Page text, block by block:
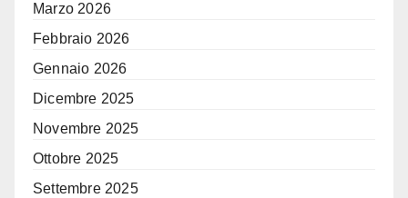
Marzo 2026
Febbraio 2026
Gennaio 2026
Dicembre 2025
Novembre 2025
Ottobre 2025
Settembre 2025